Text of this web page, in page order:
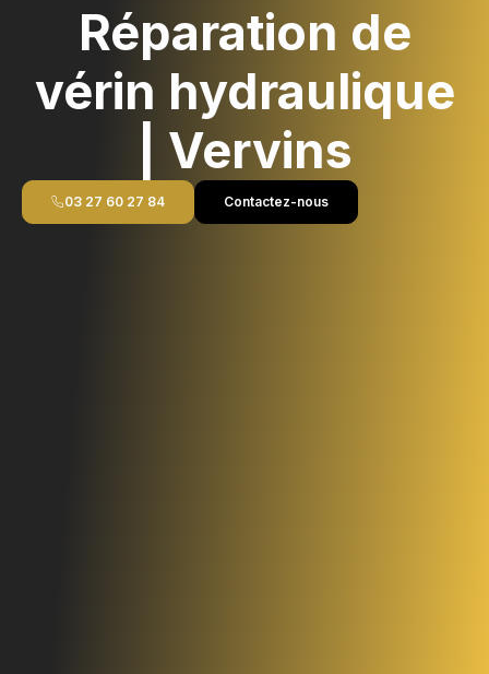
Réparation de
vérin hydraulique
| Vervins
03 27 60 27 84 Contactez-nous